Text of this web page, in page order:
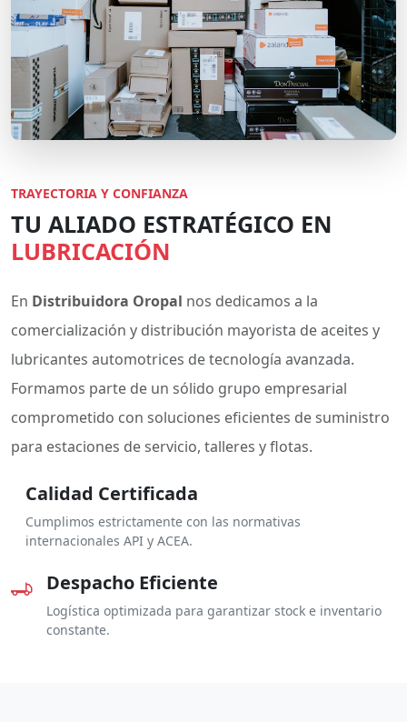
TRAYECTORIA Y CONFIANZA
TU ALIADO ESTRATÉGICO EN
LUBRICACIÓN
En Distribuidora Oropal nos dedicamos a la
comercialización y distribución mayorista de aceites y
lubricantes automotrices de tecnología avanzada.
Formamos parte de un sólido grupo empresarial
comprometido con soluciones eficientes de suministro
para estaciones de servicio, talleres y flotas.
Calidad Certificada
Cumplimos estrictamente con las normativas
internacionales API y ACEA.
Despacho Eficiente
Logística optimizada para garantizar stock e inventario
constante.